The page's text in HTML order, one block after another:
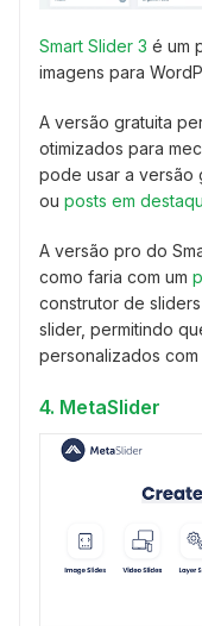
Smart Slider 3 é um
imagens para
A versão gratuita
otimizados para
pode usar a versão
ou posts em
A versão pro do
como faria com um
construtor de
slider, permitindo
personalizados
4. MetaSlider